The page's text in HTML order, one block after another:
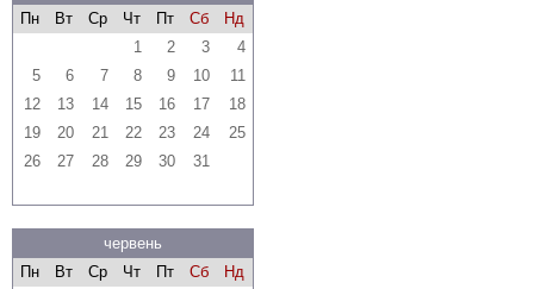
Пн
Вт Ср Чт Пт Сб
Нд
1
2 3
4
5
6 7 8 9 10
11
12
13 14 15 16 17
18
19
20 21 22 23 24
25
26
27 28 29 30 31
червень
Пн
Вт Ср Чт Пт Сб
Нд